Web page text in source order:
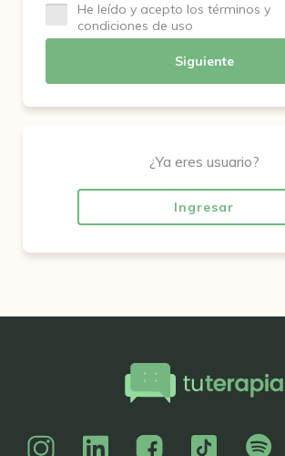
He leído y acepto los términos y
condiciones de uso
Siguiente
¿Ya eres usuario?
Ingresar